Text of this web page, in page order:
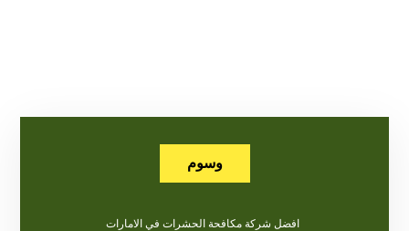
وسوم
افضل شركة مكافحة الحشرات في الامارات